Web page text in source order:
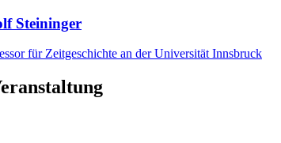
Steininger
für Zeitgeschichte an der Universität Innsbruck